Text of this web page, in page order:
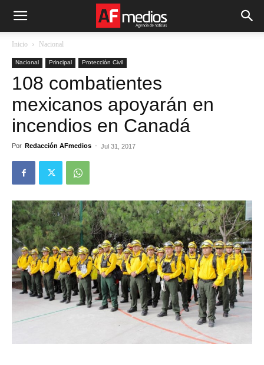
Inicio Nacional
Nacional Principal Protección Civil
108 combatientes
mexicanos apoyarán en
incendios en Canadá
Por Redacción AFmedios - Jul 31, 2017